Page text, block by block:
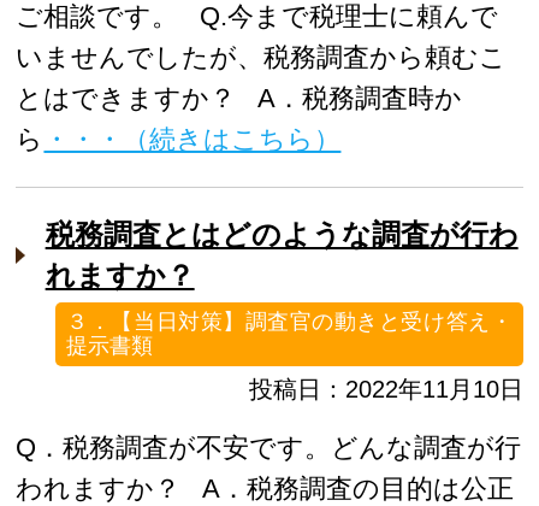
ご相談です。 Q.今まで税理士に頼んで
いませんでしたが、税務調査から頼むこ
とはできますか？ A．税務調査時か
ら ・・・（続きはこちら）
税務調査とはどのような調査が行わ
れますか？
３．【当日対策】調査官の動きと受け答え・
提示書類
投稿日：2022年11月10日
Q．税務調査が不安です。どんな調査が行
われますか？ A．税務調査の目的は公正